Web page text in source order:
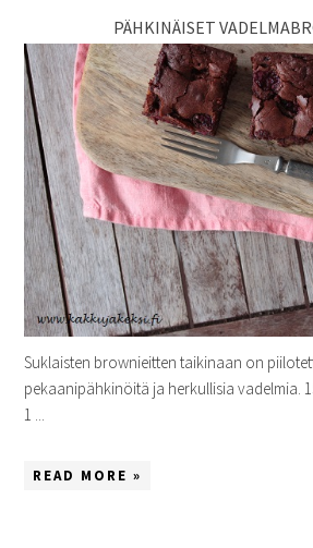
PÄHKINÄISET
Suklaisten brownieitten taikinaan on
pekaanipähkinöitä ja herkullisia vadelmia.
1 ...
READ MORE »